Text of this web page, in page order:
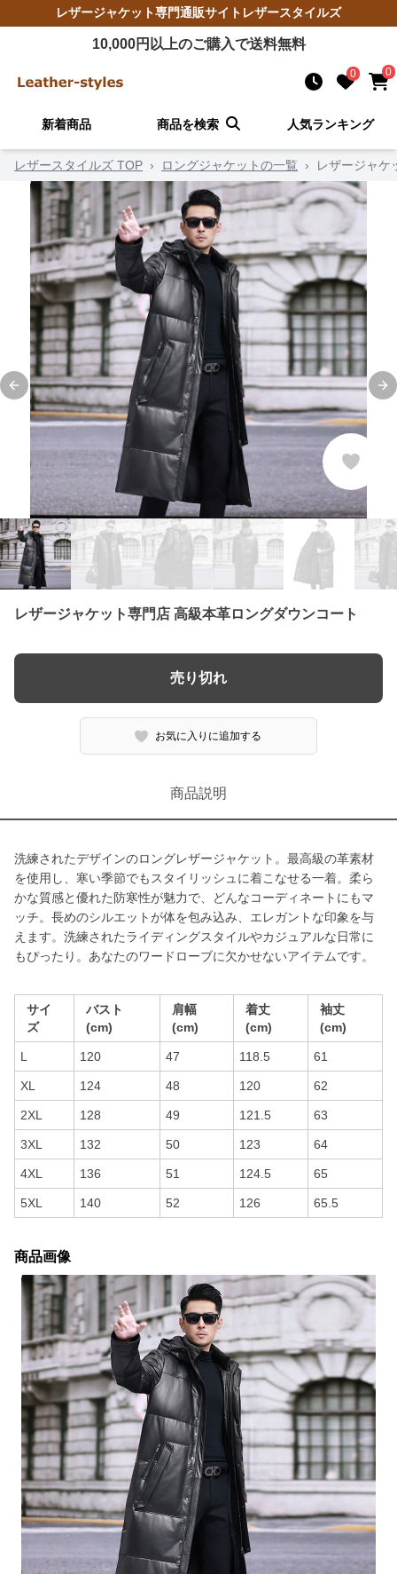
レザージャケット専門通販サイト レザースタイルズ
10,000円以上のご購入で送料無料
0 0
新着商品 商品を検索 人気ランキング
レザースタイルズ TOP › ロングジャケットの一覧 › レザージャケ
Previous slide
レザージャケット専門店 高級本革ロングダウンコート
売り切れ
お気に入りに追加する
商品説明
洗練されたデザインのロングレザージャケット。最高級の革素材
を使用し、寒い季節でもスタイリッシュに着こなせる一着。柔ら
かな質感と優れた防寒性が魅力で、どんなコーディネートにもマ
ッチ。長めのシルエットが体を包み込み、エレガントな印象を与
えます。洗練されたライディングスタイルやカジュアルな日常に
もぴったり。あなたのワードローブに欠かせないアイテムです。
サイ
ズ
バスト
(cm)
肩幅
(cm)
着丈
(cm)
袖丈
(cm)
L 120 47 118.5 61
XL 124 48 120 62
2XL 128 49 121.5 63
3XL 132 50 123 64
4XL 136 51 124.5 65
5XL 140 52 126 65.5
商品画像